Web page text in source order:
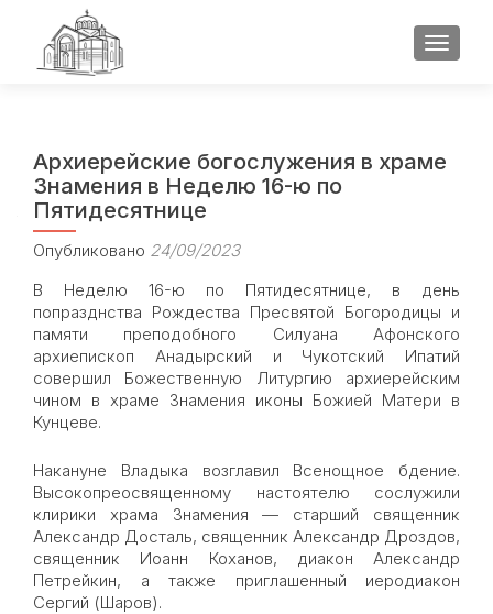
Архиерейские богослужения в храме
Знамения в Неделю 16-ю по
Пятидесятнице
Опубликовано 24/09/2023
В Неделю 16-ю по Пятидесятнице, в день
попразднства Рождества Пресвятой Богородицы и
памяти преподобного Силуана Афонского
архиепископ Анадырский и Чукотский Ипатий
совершил Божественную Литургию архиерейским
чином в храме Знамения иконы Божией Матери в
Кунцеве.
Накануне Владыка возглавил Всенощное бдение.
Высокопреосвященному настоятелю сослужили
клирики храма Знамения — старший священник
Александр Досталь, священник Александр Дроздов,
священник Иоанн Коханов, диакон Александр
Петрейкин, а также приглашенный иеродиакон
Сергий (Шаров).